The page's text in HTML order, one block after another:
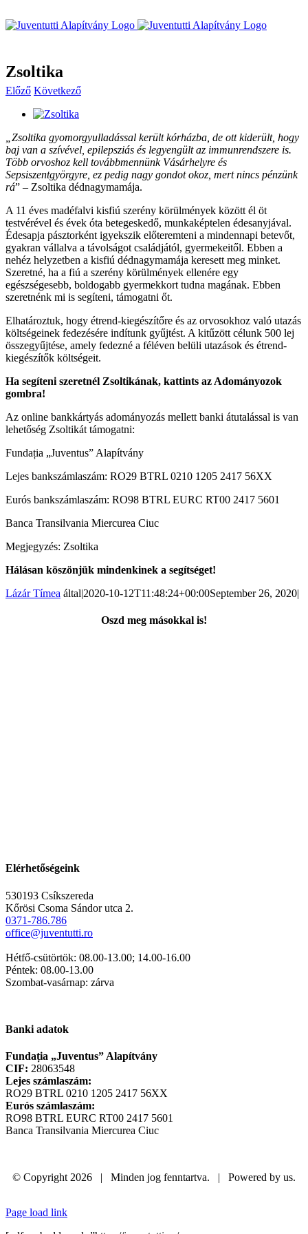
Zsoltika
Előző Következő
View
Image
„Zsoltika gyomorgyulladással került kórházba, de ott kiderült, hogy
baj van a szívével, epilepsziás és legyengült az immunrendszere is.
Több orvoshoz kell továbbmennünk Vásárhelyre és
Sepsiszentgyörgyre, ez pedig nagy gondot okoz, mert nincs pénzünk
rá” – Zsoltika dédnagymamája.
A 11 éves madéfalvi kisfiú szerény körülmények között él öt
testvérével és évek óta betegeskedő, munkaképtelen édesanyjával.
Édesapja pásztorként igyekszik előteremteni a mindennapi betevőt,
gyakran vállalva a távolságot családjától, gyermekeitől. Ebben a
nehéz helyzetben a kisfiú dédnagymamája keresett meg minket.
Szeretné, ha a fiú a szerény körülmények ellenére egy
egészségesebb, boldogabb gyermekkort tudna magának. Ebben
szeretnénk mi is segíteni, támogatni őt.
Elhatároztuk, hogy étrend-kiegészítőre és az orvosokhoz való utazás
költségeinek fedezésére indítunk gyűjtést. A kitűzött célunk 500 lej
összegyűjtése, amely fedezné a féléven belüli utazások és étrend-
kiegészítők költségeit.
Ha segíteni szeretnél Zsoltikának, kattints az Adományozok
gombra!
Az online bankkártyás adományozás mellett banki átutalással is van
lehetőség Zsoltikát támogatni:
Fundația „Juventus” Alapítvány
Lejes bankszámlaszám: RO29 BTRL 0210 1205 2417 56XX
Eurós bankszámlaszám: RO98 BTRL EURC RT00 2417 5601
Banca Transilvania Miercurea Ciuc
Megjegyzés: Zsoltika
Hálásan köszönjük mindenkinek a segítséget!
Lázár Tímea által|2020-10-12T11:48:24+00:00September 26, 2020|
Oszd meg másokkal is!
Elérhetőségeink
530193 Csíkszereda
Kőrösi Csoma Sándor utca 2.
0371-786.786
office@juventutti.ro
Hétfő-csütörtök: 08.00-13.00; 14.00-16.00
Péntek: 08.00-13.00
Szombat-vasárnap: zárva
Banki adatok
Fundația „Juventus” Alapítvány
CIF: 28063548
Lejes számlaszám:
RO29 BTRL 0210 1205 2417 56XX
Eurós számlaszám:
RO98 BTRL EURC RT00 2417 5601
Banca Transilvania Miercurea Ciuc
© Copyright 2026 | Minden jog fenntartva. | Powered by us.
Page load link